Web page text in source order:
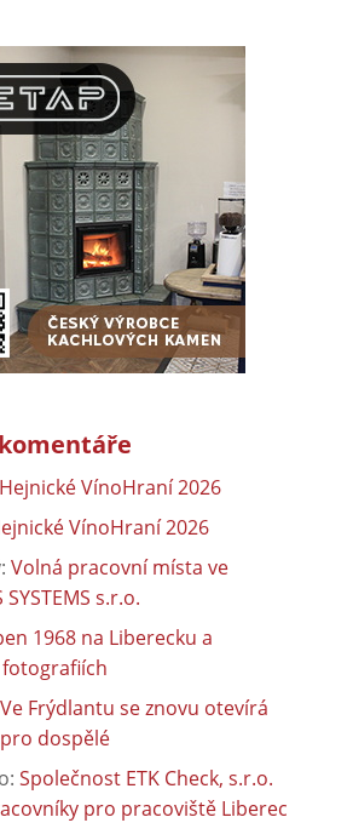
Hejnické VínoHraní 2026
VínoHraní 2026
: Volná pracovní místa ve
s.r.o.
1968 na Liberecku a
Ve Frýdlantu se znovu otevírá
dospělé
: Společnost ETK Check, s.r.o.
pro pracoviště Liberec